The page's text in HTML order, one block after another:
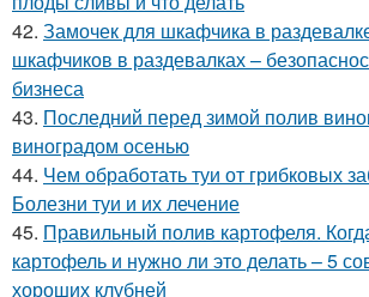
42. Замочек для шкафчика в
шкафчиков в раздевалках –
бизнеса
43. Последний перед зимой полив
виноградом осенью
44. Чем обработать туи от грибковых
Болезни туи и их лечение
45. Правильный полив картофеля.
картофель и нужно ли это делать – 5
хороших клубней